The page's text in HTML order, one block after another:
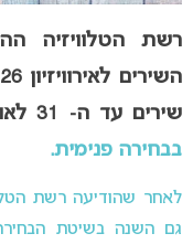
רשת הטלוויזיה
שירים עד ה- 31 לאוגוסט ולבסוף
בבחירה פנימית.
גם השנה בשיטת